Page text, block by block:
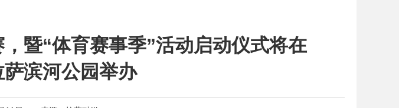
暨“体育赛事季”活动启动仪式将在
萨滨河公园举办